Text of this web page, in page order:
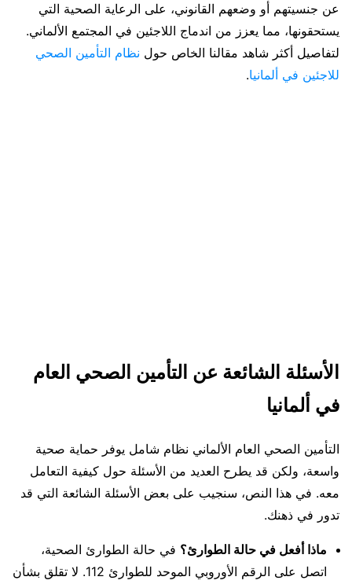
عن جنسيتهم أو وضعهم القانوني، على الرعاية الصحية التي
يستحقونها، مما يعزز من اندماج اللاجئين في المجتمع الألماني.
لتفاصيل أكثر شاهد مقالنا الخاص حول نظام التأمين الصحي
للاجئين في ألمانيا.
الأسئلة الشائعة عن التأمين الصحي العام
في ألمانيا
التأمين الصحي العام الألماني نظام شامل يوفر حماية صحية
واسعة، ولكن قد يطرح العديد من الأسئلة حول كيفية التعامل
معه. في هذا النص، سنجيب على بعض الأسئلة الشائعة التي قد
تدور في ذهنك.
ماذا أفعل في حالة الطوارئ؟ في حالة الطوارئ الصحية،
اتصل على الرقم الأوروبي الموحد للطوارئ 112. لا تقلق بشأن